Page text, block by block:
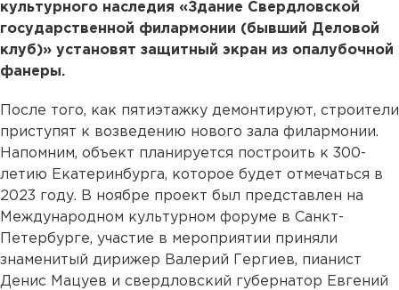
культурного наследия «Здание Свердловской
государственной филармонии (бывший Деловой
клуб)» установят защитный экран из опалубочной
фанеры.
После того, как пятиэтажку демонтируют, строители
приступят к возведению нового зала филармонии.
Напомним, объект планируется построить к 300-
летию Екатеринбурга, которое будет отмечаться в
2023 году. В ноябре проект был представлен на
Международном культурном форуме в Санкт-
Петербурге, участие в мероприятии приняли
знаменитый дирижер Валерий Гергиев, пианист
Денис Мацуев и свердловский губернатор Евгений